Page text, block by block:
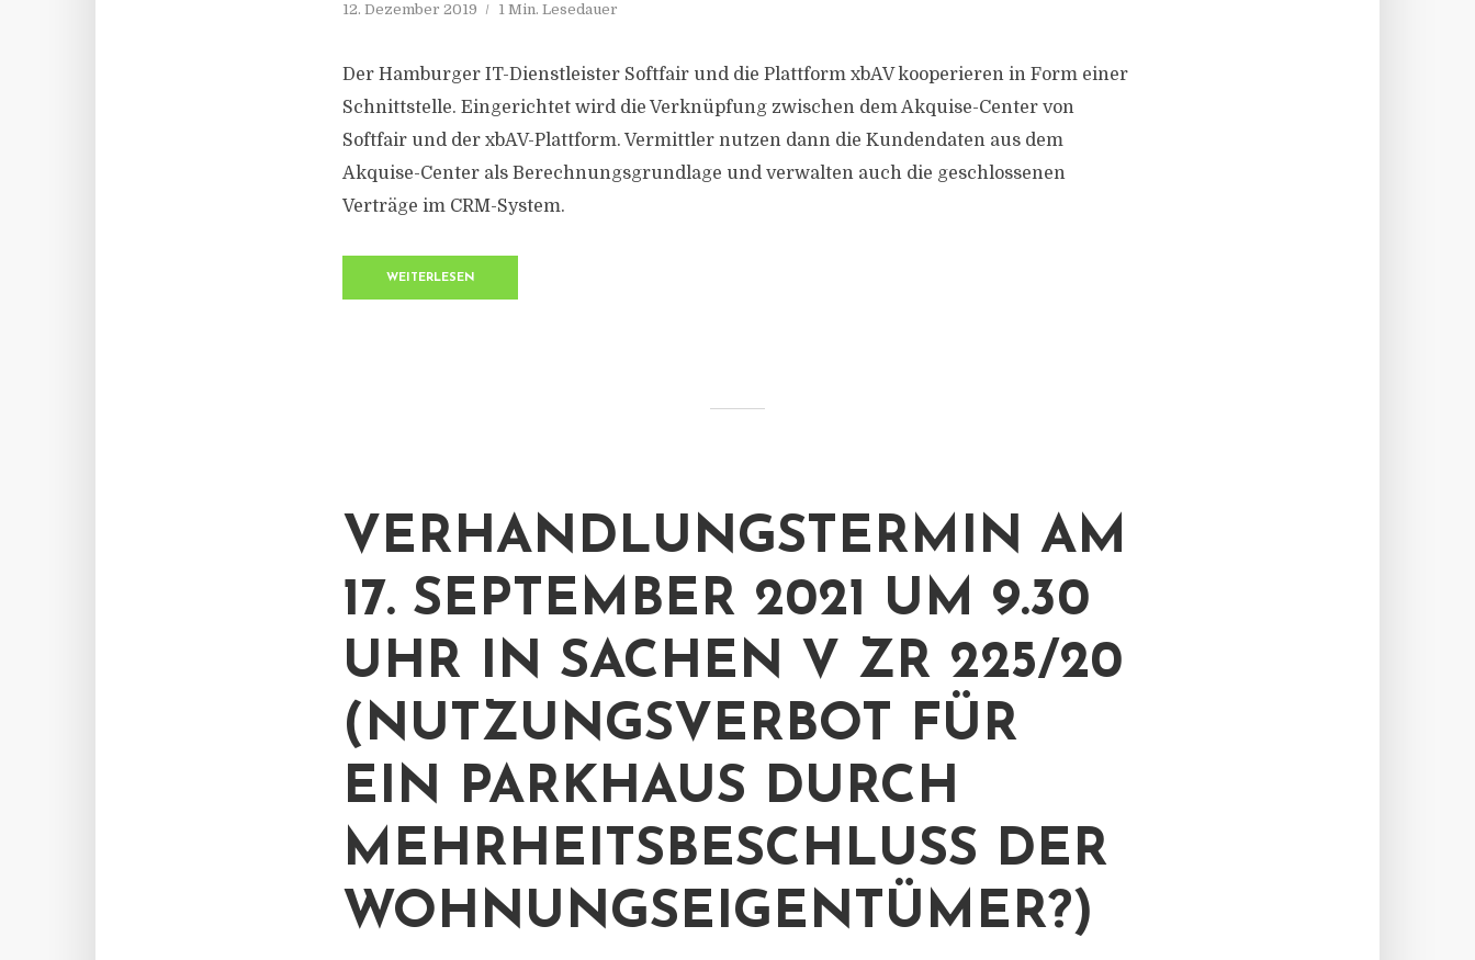
12. Dezember 2019 1 Min. Lesedauer
Der Hamburger IT-Dienstleister Softfair und die Plattform xbAV kooperieren in Form einer
Schnittstelle. Eingerichtet wird die Verknüpfung zwischen dem Akquise-Center von
Softfair und der xbAV-Plattform. Vermittler nutzen dann die Kundendaten aus dem
Akquise-Center als Berechnungsgrundlage und verwalten auch die geschlossenen
Verträge im CRM-System.
WEITERLESEN
VERHANDLUNGSTERMIN AM
17. SEPTEMBER 2021 UM 9.30
UHR IN SACHEN V ZR 225/20
(NUTZUNGSVERBOT FÜR
EIN PARKHAUS DURCH
MEHRHEITSBESCHLUSS DER
WOHNUNGSEIGENTÜMER?)